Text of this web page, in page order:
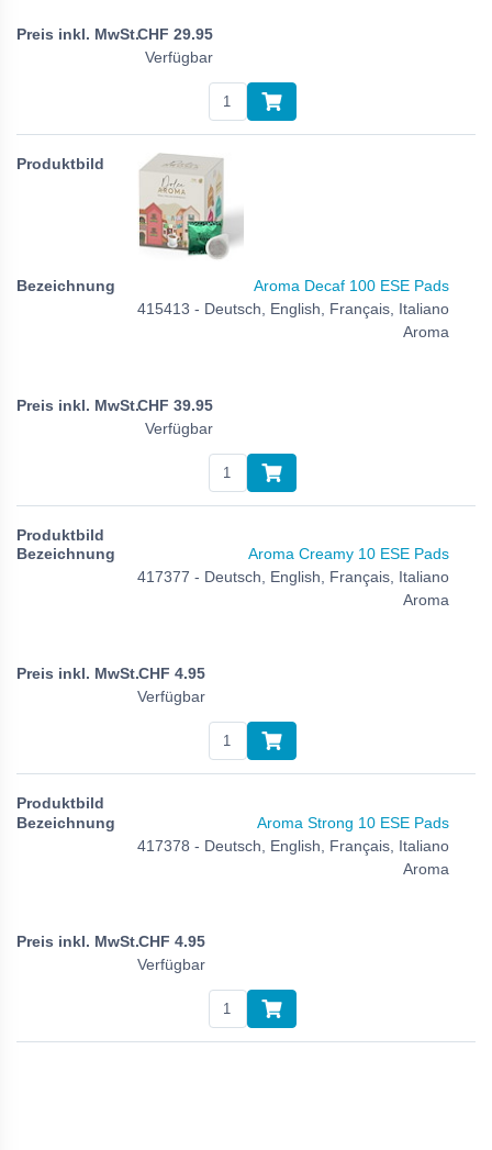
CHF 29.95
Verfügbar
Aroma Decaf 100 ESE Pads
415413 - Deutsch, English, Français, Italiano
Aroma
CHF 39.95
Verfügbar
Aroma Creamy 10 ESE Pads
417377 - Deutsch, English, Français, Italiano
Aroma
CHF 4.95
Verfügbar
Aroma Strong 10 ESE Pads
417378 - Deutsch, English, Français, Italiano
Aroma
CHF 4.95
Verfügbar